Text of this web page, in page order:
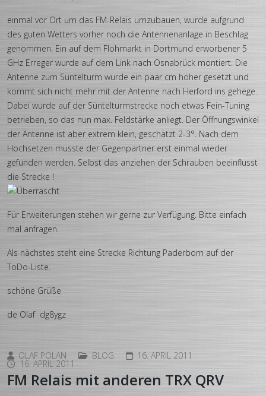
einmal vor Ort um das FM-Relais umzubauen, wurde aufgrund
des guten Wetters vorher noch die Antennenanlage in Beschlag
genommen. Ein auf dem Flohmarkt in Dortmund erworbener 5
GHz Erreger wurde auf dem Link nach Osnabrück montiert. Die
Antenne zum Süntelturm wurde ein paar cm höher gesetzt und
kommt sich nicht mehr mit der Antenne nach Herford ins gehege.
Dabei wurde auf der Süntelturmstrecke noch etwas Fein-Tuning
betrieben, so das nun max. Feldstärke anliegt. Der Öffnungswinkel
der Antenne ist aber extrem klein, geschätzt 2-3°. Nach dem
Hochsetzen musste der Gegenpartner erst einmal wieder
gefunden werden. Selbst das anziehen der Schrauben beeinflusst
die Strecke !
Für Erweiterungen stehen wir gerne zur Verfügung. Bitte einfach
mal anfragen.
Als nächstes steht eine Strecke Richtung Paderborn auf der
ToDo-Liste.
schöne Grüße
de Olaf dg8ygz
OLAF POLAN BLOG 16. APRIL 2011
16. APRIL 2011
FM Relais mit anderen TRX QRV